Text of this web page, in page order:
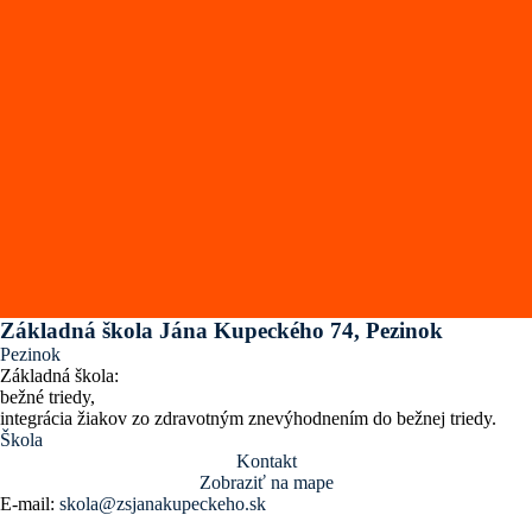
Základná škola Jána Kupeckého 74, Pezinok
Pezinok
Základná škola:
bežné triedy,
integrácia žiakov zo zdravotným znevýhodnením do bežnej triedy.
Škola
Kontakt
Zobraziť na mape
E-mail: skola@zsjanakupeckeho.sk